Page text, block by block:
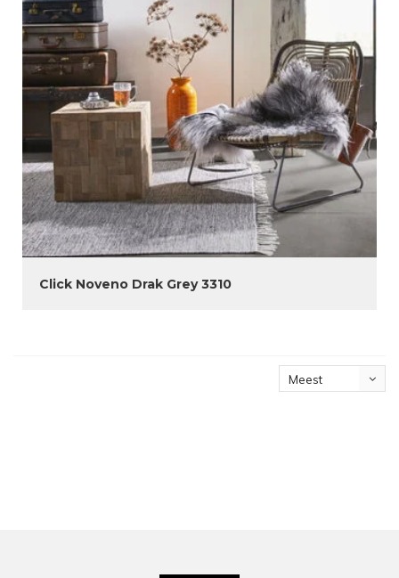
Click Noveno Drak Grey 3310
Meest